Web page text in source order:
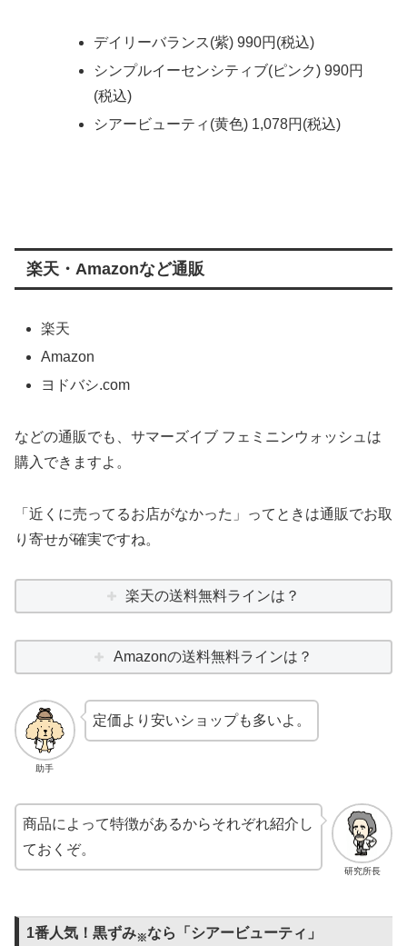
デイリーバランス(紫) 990円(税込)
シンプルイーセンシティブ(ピンク) 990円
(税込)
シアービューティ(黄色) 1,078円(税込)
楽天・Amazonなど通販
楽天
Amazon
ヨドバシ.com
などの通販でも、サマーズイブ フェミニンウォッシュは
購入できますよ。
「近くに売ってるお店がなかった」ってときは通販でお取
り寄せが確実ですね。
楽天の送料無料ラインは？
Amazonの送料無料ラインは？
助手
定価より安いショップも多いよ。
研究所長
商品によって特徴があるからそれぞれ紹介し
ておくぞ。
1番人気！黒ずみ※なら「シアービューティ」